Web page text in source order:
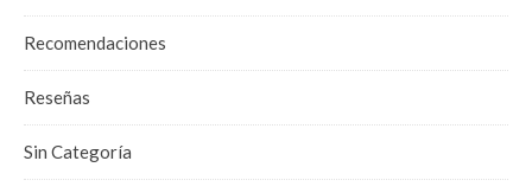
Recomendaciones
Reseñas
Sin Categoría